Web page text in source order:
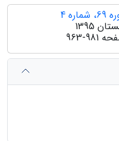
4
1395
963-981